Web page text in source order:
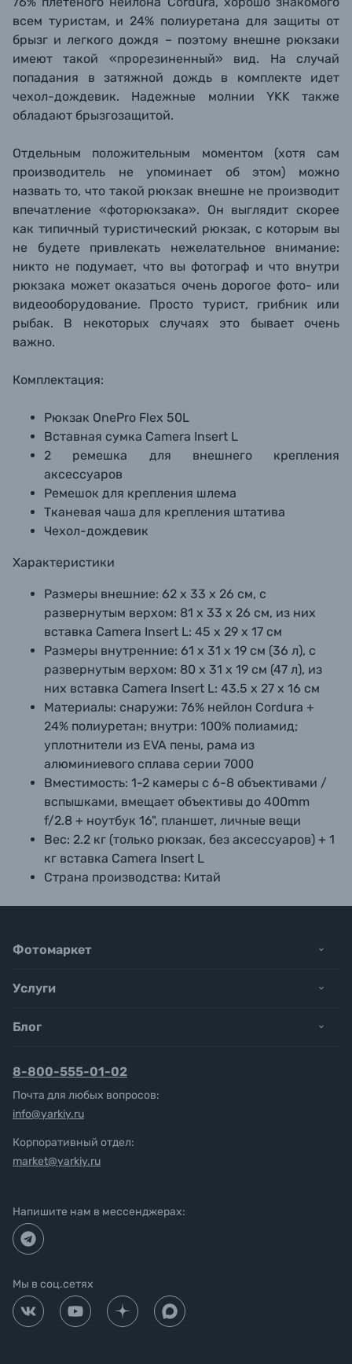
всем туристам, и 24% полиуретана для защиты от
брызг и легкого дождя – поэтому внешне рюкзаки
имеют такой «прорезиненный» вид. На случай
попадания в затяжной дождь в комплекте идет
чехол-дождевик. Надежные молнии YKK также
обладают брызгозащитой.
Отдельным положительным моментом (хотя сам
производитель не упоминает об этом) можно
назвать то, что такой рюкзак внешне не производит
впечатление «фоторюкзака». Он выглядит скорее
как типичный туристический рюкзак, с которым вы
не будете привлекать нежелательное внимание:
никто не подумает, что вы фотограф и что внутри
рюкзака может оказаться очень дорогое фото- или
видеооборудование. Просто турист, грибник или
рыбак. В некоторых случаях это бывает очень
важно.
Комплектация:
Рюкзак OnePro Flex 50L
Вставная сумка Camera Insert L
2 ремешка для внешнего крепления
аксессуаров
Ремешок для крепления шлема
Тканевая чаша для крепления штатива
Чехол-дождевик
Характеристики
Размеры внешние: 62 х 33 х 26 см, с
развернутым верхом: 81 х 33 х 26 см, из них
вставка Camera Insert L: 45 х 29 х 17 см
Размеры внутренние: 61 х 31 х 19 см (36 л), с
развернутым верхом: 80 х 31 х 19 см (47 л), из
них вставка Camera Insert L: 43.5 х 27 х 16 см
Материалы: снаружи: 76% нейлон Cordura +
24% полиуретан; внутри: 100% полиамид;
уплотнители из EVA пены, рама из
алюминиевого сплава серии 7000
Вместимость: 1-2 камеры с 6-8 объективами /
вспышками, вмещает объективы до 400mm
f/2.8 + ноутбук 16", планшет, личные вещи
Вес: 2.2 кг (только рюкзак, без аксессуаров) + 1
кг вставка Camera Insert L
Страна производства: Китай
Фотомаркет
Услуги
Блог
8-800-555-01-02
Почта для любых вопросов:
info@yarkiy.ru
Корпоративный отдел:
market@yarkiy.ru
Напишите нам в мессенджерах:
Мы в соц.сетях